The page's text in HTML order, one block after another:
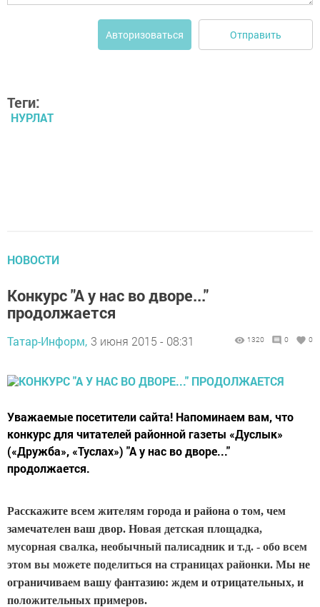
Авторизоваться Отправить
Теги:
НУРЛАТ
НОВОСТИ
Конкурс "А у нас во дворе..."
продолжается
Татар-Информ, 3 июня 2015 - 08:31 1320 0 0
Уважаемые посетители сайта! Напоминаем вам, что
конкурс для читателей районной газеты «Дуслык»
(«Дружба», «Туслах») "А у нас во дворе..."
продолжается.
Расскажите всем жителям города и района о том, чем
замечателен ваш двор. Новая детская площадка,
мусорная свалка, необычный палисадник и т.д. - обо всем
этом вы можете поделиться на страницах районки. Мы не
ограничиваем вашу фантазию: ждем и отрицательных, и
положительных примеров.